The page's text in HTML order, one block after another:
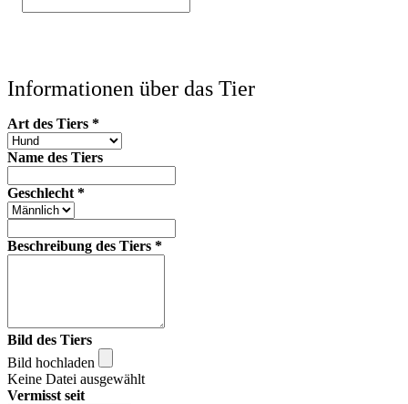
Informationen über das Tier
Art des Tiers *
Name des Tiers
Geschlecht *
Beschreibung des Tiers *
Bild des Tiers
Bild hochladen
Keine Datei ausgewählt
Vermisst seit